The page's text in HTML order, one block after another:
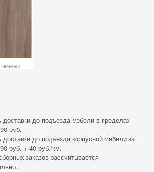
доставки до подъезда мебели в пределах
руб.
доставки до подъезда корпусной мебели за
руб. + 40 руб./км.
заказов рассчитывается